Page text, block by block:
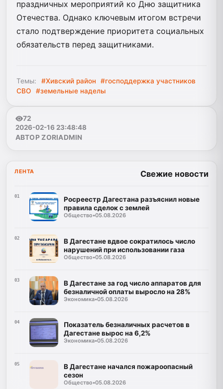
праздничных мероприятий ко Дню защитника
Отечества. Однако ключевым итогом встречи
стало подтверждение приоритета социальных
обязательств перед защитниками.
Темы: #Хивский район
#господдержка участников
СВО
#земельные наделы
72
2026-02-16 23:48:48
АВТОР ZORIADMIN
ЛЕНТА Свежие новости
01
Росреестр Дагестана разъяснил новые
правила сделок с землей
Общество•05.08.2026
02
В Дагестане вдвое сократилось число
нарушений при использовании газа
Общество•05.08.2026
03
В Дагестане за год число аппаратов для
безналичной оплаты выросло на 28%
Экономика•05.08.2026
04
Показатель безналичных расчетов в
Дагестане вырос на 6,2%
Экономика•05.08.2026
05
В Дагестане начался пожароопасный
сезон
Общество•05.08.2026